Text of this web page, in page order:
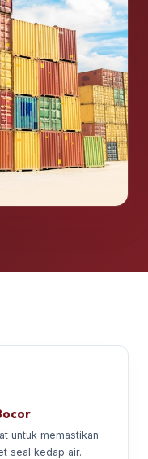
untuk memastikan
seal kedap air.